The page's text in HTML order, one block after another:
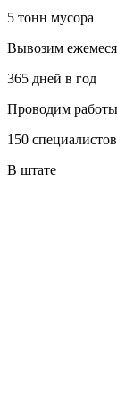
5 тонн мусора
Вывозим
365 дней в год
Проводим работы
150 специалистов
В штате